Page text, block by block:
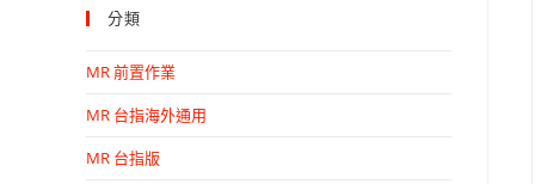
分類
MR 前置作業
MR 台指海外通用
MR 台指版